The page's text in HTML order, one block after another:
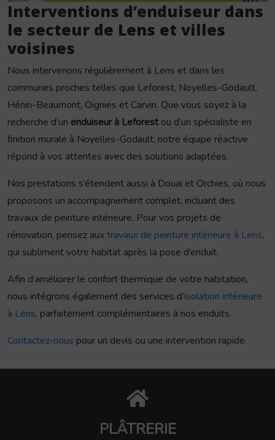
Interventions d’enduiseur dans
le secteur de Lens et villes
voisines
Nous intervenons régulièrement à Lens et dans les
communes proches telles que Leforest, Noyelles-Godault,
Hénin-Beaumont, Oignies et Carvin. Que vous soyez à la
recherche d’un enduiseur à Leforest ou d’un spécialiste en
finition murale à Noyelles-Godault, notre équipe réactive
répond à vos attentes avec des solutions adaptées.
Nos prestations s’étendent aussi à Douai et Orchies, où nous
proposons un accompagnement complet, incluant des
travaux de peinture intérieure. Pour vos projets de
rénovation, pensez auxtravaux de peinture intérieure à Lens,
qui subliment votre habitat après la pose d’enduit.
Afin d’améliorer le confort thermique de votre habitation,
nous intégrons également des services d’isolation intérieure
à Lens, parfaitement complémentaires à nos enduits.
Contactez-nous pour un devis ou une intervention rapide.
PLÂTRERIE